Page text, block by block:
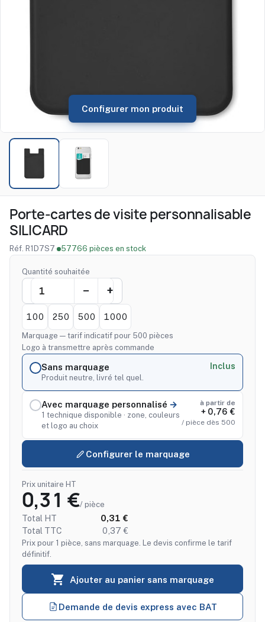
Configurer mon produit
Porte-cartes de visite personnalisable
SILICARD
Réf. R1D7S7· 57766 pièces en stock
Quantité souhaitée
100 250 500 1000
Marquage — tarif indicatif pour 500 pièces
Logo à transmettre après commande
Sans marquage
Produit neutre, livré tel quel.
Inclus
Avec marquage personnalisé
1 technique disponible · zone, couleurs
et logo au choix
à partir de
+ 0,76 €
/ pièce dès 500
Configurer le marquage
 Ajouter au panier sans marquage
Prix unitaire HT
0,31 €/ pièce
Total HT
0,31 €
Total TTC
0,37 €
Prix pour 1 pièce, sans marquage. Le devis confirme le tarif
définitif.
Demande de devis express avec BAT